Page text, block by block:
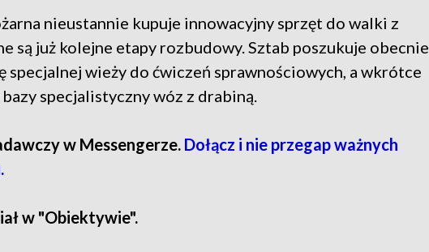
nieustannie kupuje innowacyjny sprzęt do walki z
są już kolejne etapy rozbudowy. Sztab poszukuje obecnie
specjalnej wieży do ćwiczeń sprawnościowych, a wkrótce
specjalistyczny wóz z drabiną.
w Messengerze. Dołącz i nie przegap ważnych
w "Obiektywie".